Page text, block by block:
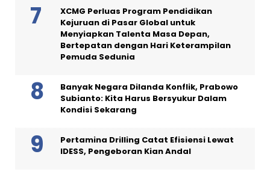
XCMG Perluas Program Pendidikan
Kejuruan di Pasar Global untuk
Menyiapkan Talenta Masa Depan,
Bertepatan dengan Hari Keterampilan
Pemuda Sedunia
Banyak Negara Dilanda Konflik, Prabowo
Subianto: Kita Harus Bersyukur Dalam
Kondisi Sekarang
Pertamina Drilling Catat Efisiensi Lewat
IDESS, Pengeboran Kian Andal